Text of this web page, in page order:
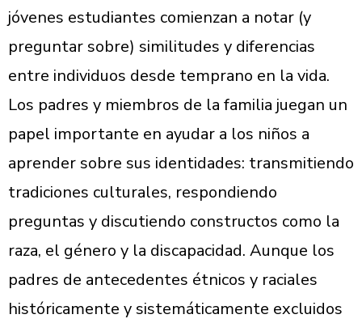
jóvenes estudiantes comienzan a notar (y
preguntar sobre) similitudes y diferencias
entre individuos desde temprano en la vida.
Los padres y miembros de la familia juegan un
papel importante en ayudar a los niños a
aprender sobre sus identidades: transmitiendo
tradiciones culturales, respondiendo
preguntas y discutiendo constructos como la
raza, el género y la discapacidad. Aunque los
padres de antecedentes étnicos y raciales
históricamente y sistemáticamente excluidos